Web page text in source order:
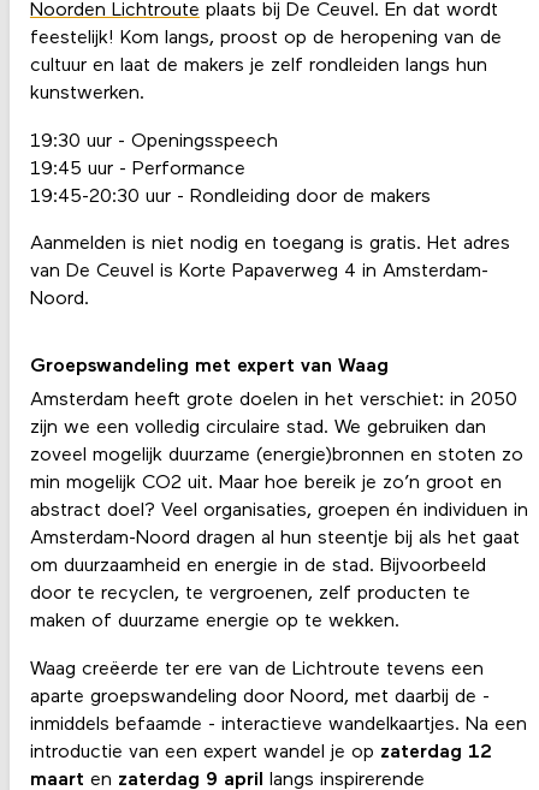
Noorden Lichtroute plaats bij De Ceuvel. En dat wordt
feestelijk! Kom langs, proost op de heropening van de
cultuur en laat de makers je zelf rondleiden langs hun
kunstwerken.
19:30 uur - Openingsspeech
19:45 uur - Performance
19:45-20:30 uur - Rondleiding door de makers
Aanmelden is niet nodig en toegang is gratis. Het adres
van De Ceuvel is Korte Papaverweg 4 in Amsterdam-
Noord.
Groepswandeling met expert van Waag
Amsterdam heeft grote doelen in het verschiet: in 2050
zijn we een volledig circulaire stad. We gebruiken dan
zoveel mogelijk duurzame (energie)bronnen en stoten zo
min mogelijk CO2 uit. Maar hoe bereik je zo’n groot en
abstract doel? Veel organisaties, groepen én individuen in
Amsterdam-Noord dragen al hun steentje bij als het gaat
om duurzaamheid en energie in de stad. Bijvoorbeeld
door te recyclen, te vergroenen, zelf producten te
maken of duurzame energie op te wekken.
Waag creëerde ter ere van de Lichtroute tevens een
aparte groepswandeling door Noord, met daarbij de -
inmiddels befaamde - interactieve wandelkaartjes. Na een
introductie van een expert wandel je op zaterdag 12
maart en zaterdag 9 april langs inspirerende